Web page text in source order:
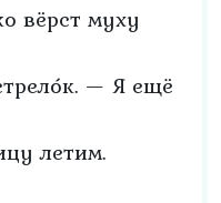
вёрст муху
— Я ещё
летим.